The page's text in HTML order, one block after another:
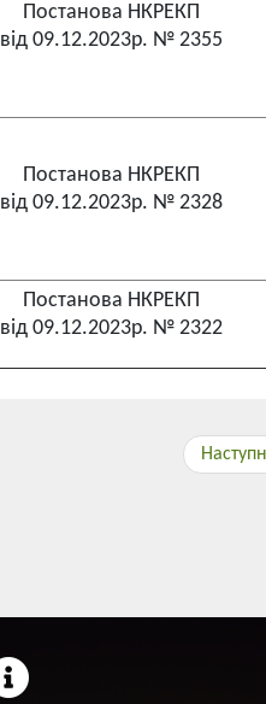
Постанова НКРЕКП
від 09.12.2023р. № 2355
Постанова НКРЕКП
від 09.12.2023р. № 2328
Постанова НКРЕКП
від 09.12.2023р. № 2322